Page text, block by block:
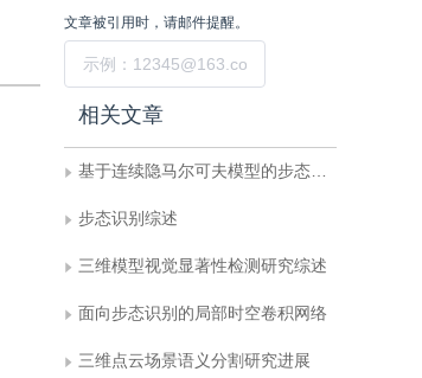
文章被引用时，请邮件提醒。
相关文章
基于连续隐马尔可夫模型的步态识别
步态识别综述
三维模型视觉显著性检测研究综述
面向步态识别的局部时空卷积网络
三维点云场景语义分割研究进展